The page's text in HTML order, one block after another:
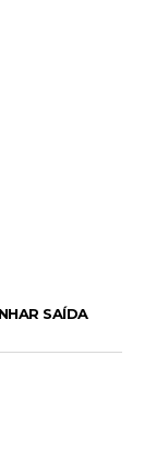
SAÍDA